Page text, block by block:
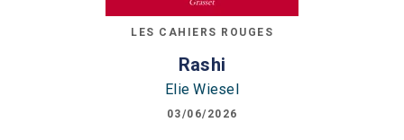
LES CAHIERS ROUGES
Rashi
Elie Wiesel
03/06/2026